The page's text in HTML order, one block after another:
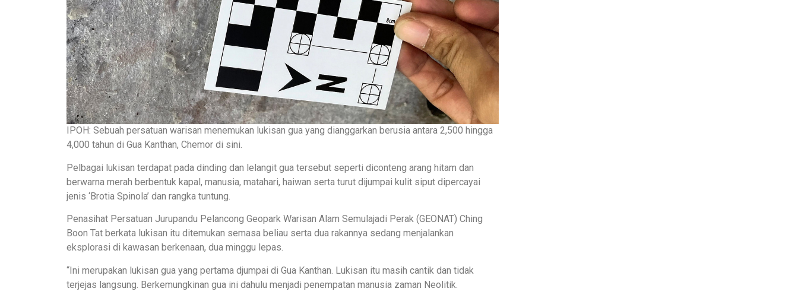
IPOH: Sebuah persatuan warisan menemukan lukisan gua yang dianggarkan berusia antara 2,500 hingga
4,000 tahun di Gua Kanthan, Chemor di sini.
Pelbagai lukisan terdapat pada dinding dan lelangit gua tersebut seperti diconteng arang hitam dan
berwarna merah berbentuk kapal, manusia, matahari, haiwan serta turut dijumpai kulit siput dipercayai
jenis ‘Brotia Spinola’ dan rangka tuntung.
Penasihat Persatuan Jurupandu Pelancong Geopark Warisan Alam Semulajadi Perak (GEONAT) Ching
Boon Tat berkata lukisan itu ditemukan semasa beliau serta dua rakannya sedang menjalankan
eksplorasi di kawasan berkenaan, dua minggu lepas.
“Ini merupakan lukisan gua yang pertama djumpai di Gua Kanthan. Lukisan itu masih cantik dan tidak
terjejas langsung. Berkemungkinan gua ini dahulu menjadi penempatan manusia zaman Neolitik.